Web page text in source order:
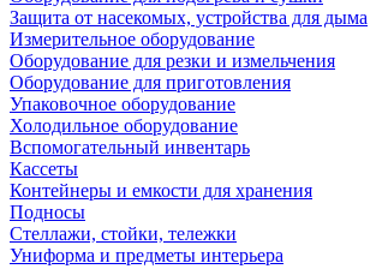
Защита от насекомых, устройства для дыма
Измерительное оборудование
Оборудование для резки и измельчения
Оборудование для приготовления
Упаковочное оборудование
Холодильное оборудование
Вспомогательный инвентарь
Кассеты
Контейнеры и емкости для хранения
Подносы
Стеллажи, стойки, тележки
Униформа и предметы интерьера